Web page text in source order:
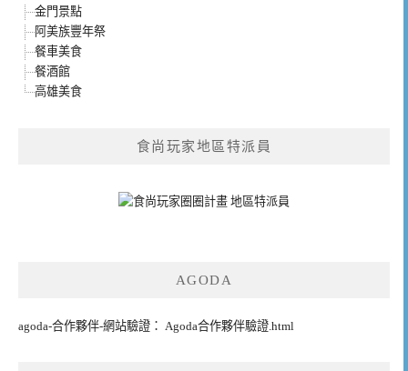
金門景點
阿美族豐年祭
餐車美食
餐酒館
高雄美食
食尚玩家地區特派員
AGODA
agoda-合作夥伴-網站驗證： Agoda合作夥伴驗證.html